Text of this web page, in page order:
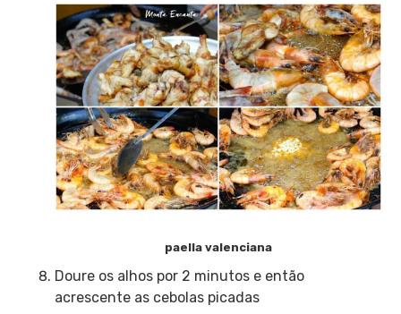
paella valenciana
Doure os alhos por 2 minutos e então
acrescente as cebolas picadas